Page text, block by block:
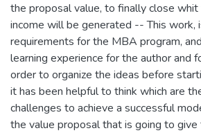
the proposal value, to finally close
income will be generated -- This work,
requirements for the MBA program,
learning experience for the author and
order to organize the ideas before
it has been helpful to think which are
challenges to achieve a successful
the value proposal that is going to give